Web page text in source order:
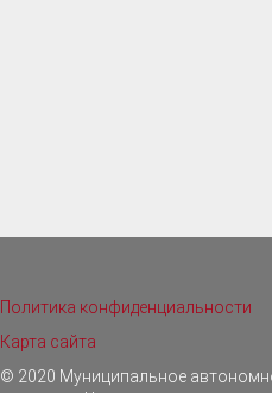
Политика конфиденциальности
Карта сайта
© 2020 Муниципальное